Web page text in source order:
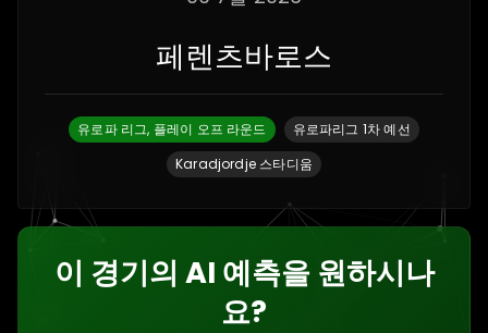
페렌츠바로스
유로파 리그, 플레이 오프 라운드
유로파리그 1차 예선
Karadjordje 스타디움
이 경기의 AI 예측을 원하시나
요?